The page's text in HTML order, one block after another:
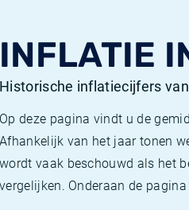
INFLATIE
Historische inflatiecijfers
Op deze pagina vindt u de
Afhankelijk van het jaar tonen
wordt vaak beschouwd als het
vergelijken. Onderaan de
- HICP